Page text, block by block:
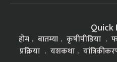
Quick
होम बातम्या कृषीपीडिया
प्रक्रिया
यशकथा